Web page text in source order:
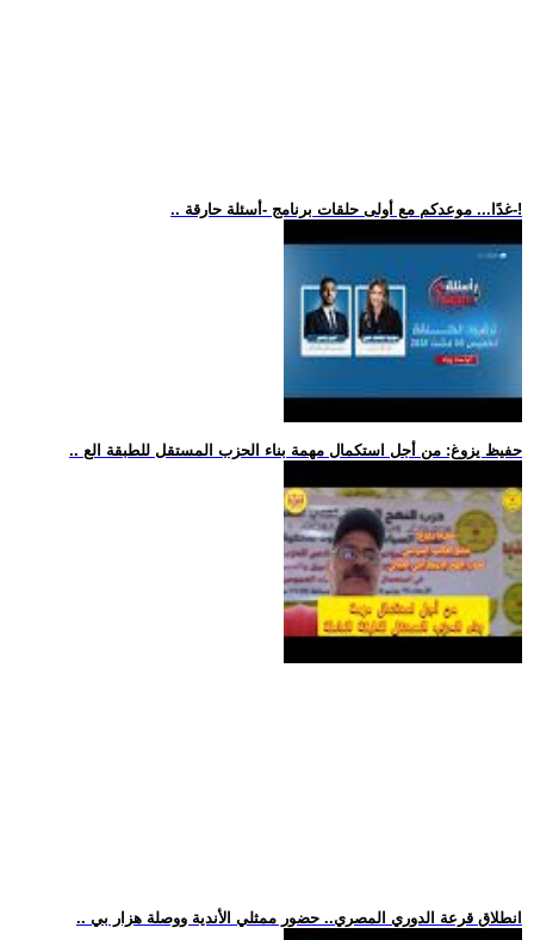
.. غدًا... موعدكم مع أولى حلقات برنامج -أسئلة حارقة-!
.. حفيظ يزوغ: من أجل استكمال مهمة بناء الحزب المستقل للطبقة الع
.. انطلاق قرعة الدوري المصري.. حضور ممثلي الأندية ووصلة هزار بي